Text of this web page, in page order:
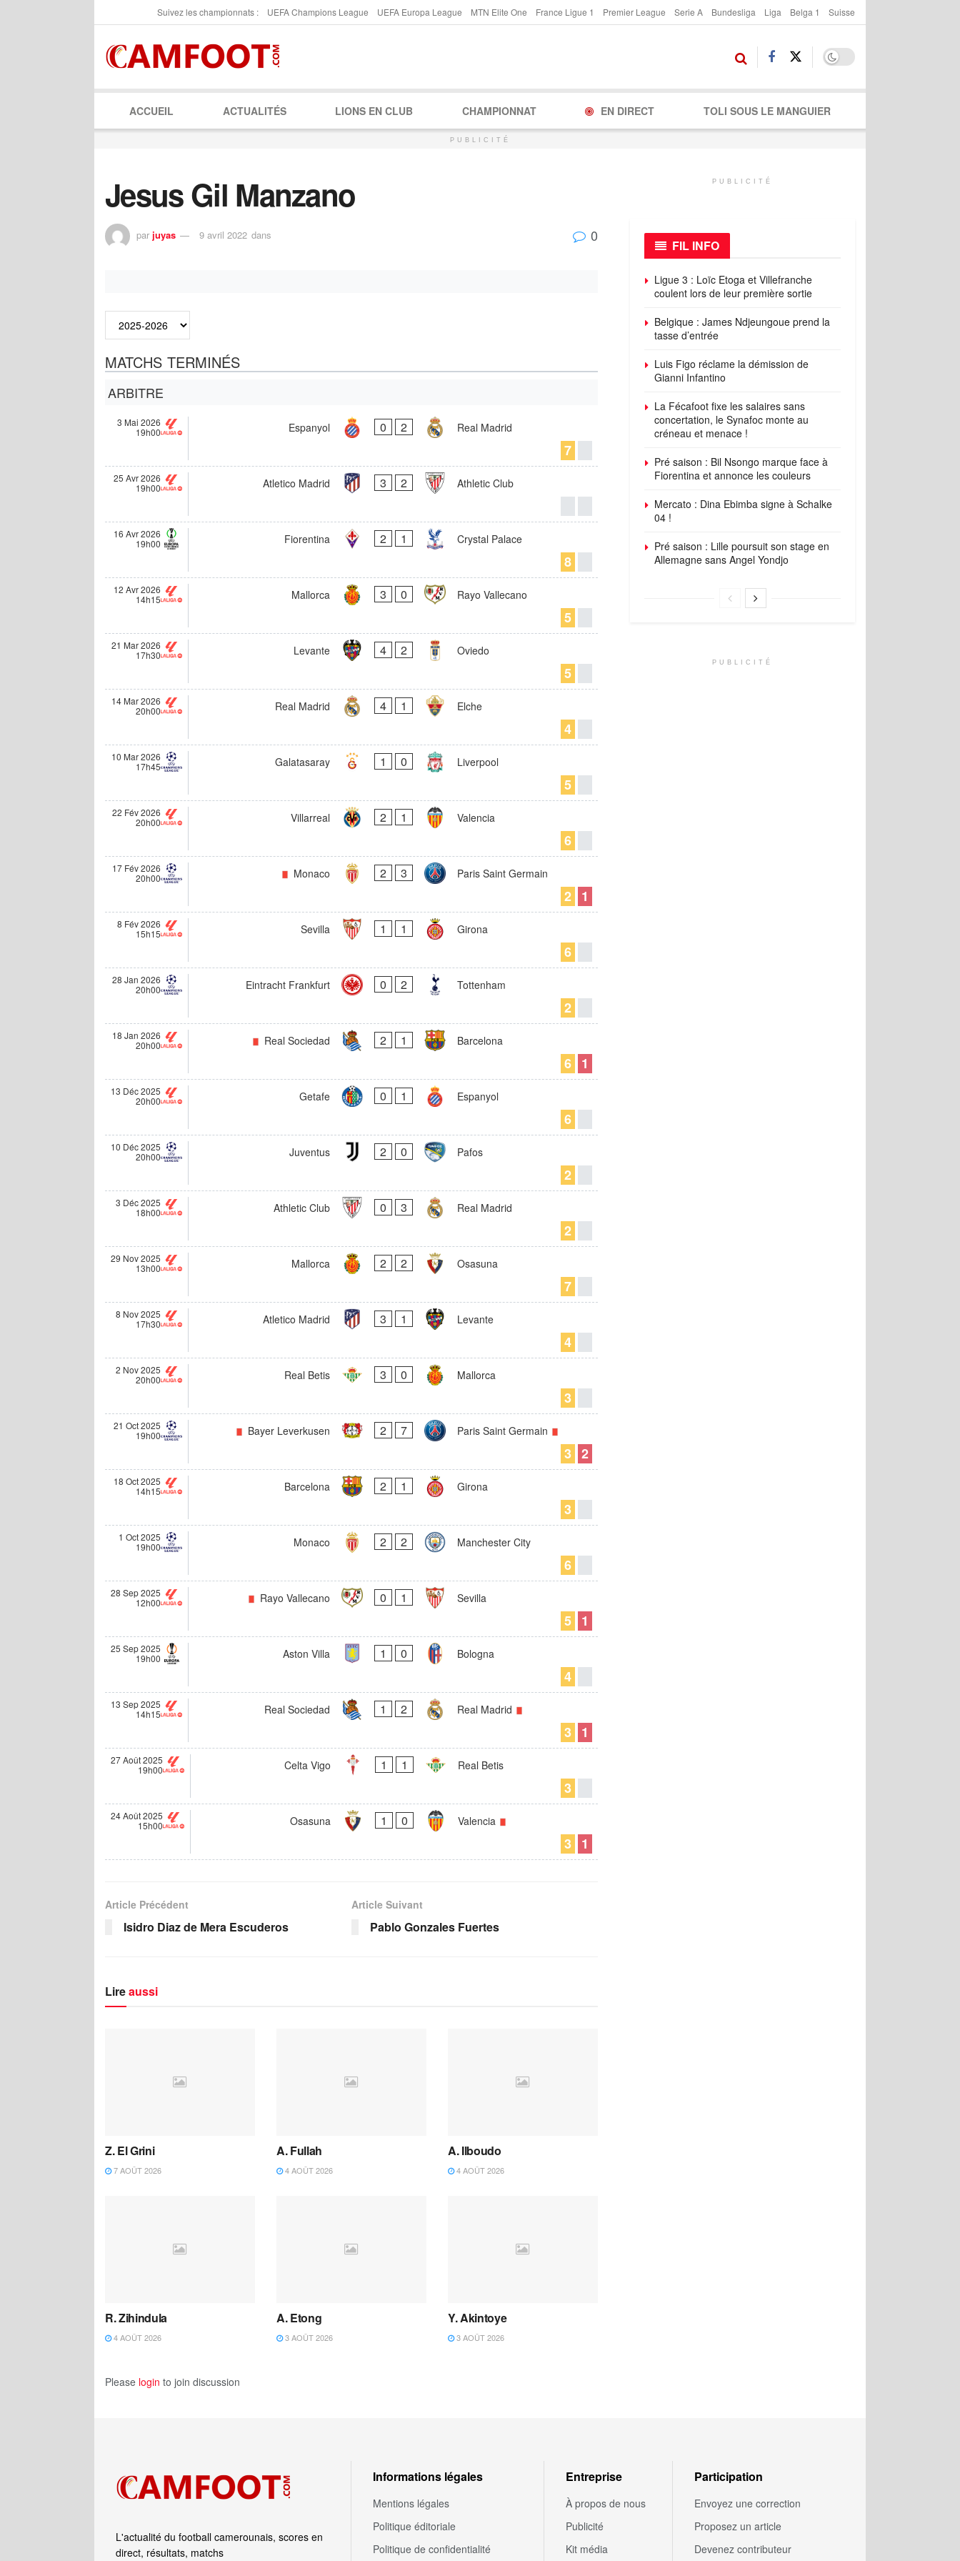
Suivez les championnats : UEFA Champions League UEFA Europa League MTN Elite One France Ligue 1 Premier League Serie A Bundesliga Liga Belga 1 Suisse
ACCUEIL ACTUALITÉS LIONS EN CLUB CHAMPIONNAT EN DIRECT TOLI SOUS LE MANGUIER
PUBLICITÉ
Jesus Gil Manzano
par juyas 9 avril 2022 dans 0
MATCHS TERMINÉS
ARBITRE
3 Mai 2026
19h00
Espanyol 0 2 Real Madrid
7
25 Avr 2026
19h00
Atletico Madrid 3 2 Athletic Club
16 Avr 2026
19h00
Fiorentina 2 1 Crystal Palace
8
12 Avr 2026
14h15
Mallorca 3 0 Rayo Vallecano
5
21 Mar 2026
17h30
Levante 4 2 Oviedo
5
14 Mar 2026
20h00
Real Madrid 4 1 Elche
4
10 Mar 2026
17h45
Galatasaray 1 0 Liverpool
5
22 Fév 2026
20h00
Villarreal 2 1 Valencia
6
17 Fév 2026
20h00
Monaco 2 3 Paris Saint Germain
2 1
8 Fév 2026
15h15
Sevilla 1 1 Girona
6
28 Jan 2026
20h00
Eintracht Frankfurt 0 2 Tottenham
2
18 Jan 2026
20h00
Real Sociedad 2 1 Barcelona
6 1
13 Déc 2025
20h00
Getafe 0 1 Espanyol
6
10 Déc 2025
20h00
Juventus 2 0 Pafos
2
3 Déc 2025
18h00
Athletic Club 0 3 Real Madrid
2
29 Nov 2025
13h00
Mallorca 2 2 Osasuna
7
8 Nov 2025
17h30
Atletico Madrid 3 1 Levante
4
2 Nov 2025
20h00
Real Betis 3 0 Mallorca
3
21 Oct 2025
19h00
Bayer Leverkusen 2 7 Paris Saint Germain
3 2
18 Oct 2025
14h15
Barcelona 2 1 Girona
3
1 Oct 2025
19h00
Monaco 2 2 Manchester City
6
28 Sep 2025
12h00
Rayo Vallecano 0 1 Sevilla
5 1
25 Sep 2025
19h00
Aston Villa 1 0 Bologna
4
13 Sep 2025
14h15
Real Sociedad 1 2 Real Madrid
3 1
27 Août 2025
19h00
Celta Vigo 1 1 Real Betis
3
24 Août 2025
15h00
Osasuna 1 0 Valencia
3 1
Article Précédent
Isidro Diaz de Mera Escuderos
Article Suivant
Pablo Gonzales Fuertes
Lireaussi
Z. El Grini
7 AOÛT 2026
A. Fullah
4 AOÛT 2026
A. Ilboudo
4 AOÛT 2026
R. Zihindula
4 AOÛT 2026
A. Etong
3 AOÛT 2026
Y. Akintoye
3 AOÛT 2026
Please login to join discussion
PUBLICITÉ
FIL INFO
Ligue 3 : Loïc Etoga et Villefranche
coulent lors de leur première sortie
Belgique : James Ndjeungoue prend la
tasse d’entrée
Luis Figo réclame la démission de
Gianni Infantino
La Fécafoot fixe les salaires sans
concertation, le Synafoc monte au
créneau et menace !
Pré saison : Bil Nsongo marque face à
Fiorentina et annonce les couleurs
Mercato : Dina Ebimba signe à Schalke
04 !
Pré saison : Lille poursuit son stage en
Allemagne sans Angel Yondjo
PUBLICITÉ
L'actualité du football camerounais, scores en
direct, résultats, matchs
Informations légales
Mentions légales
Politique éditoriale
Politique de confidentialité
Entreprise
À propos de nous
Publicité
Kit média
Participation
Envoyez une correction
Proposez un article
Devenez contributeur